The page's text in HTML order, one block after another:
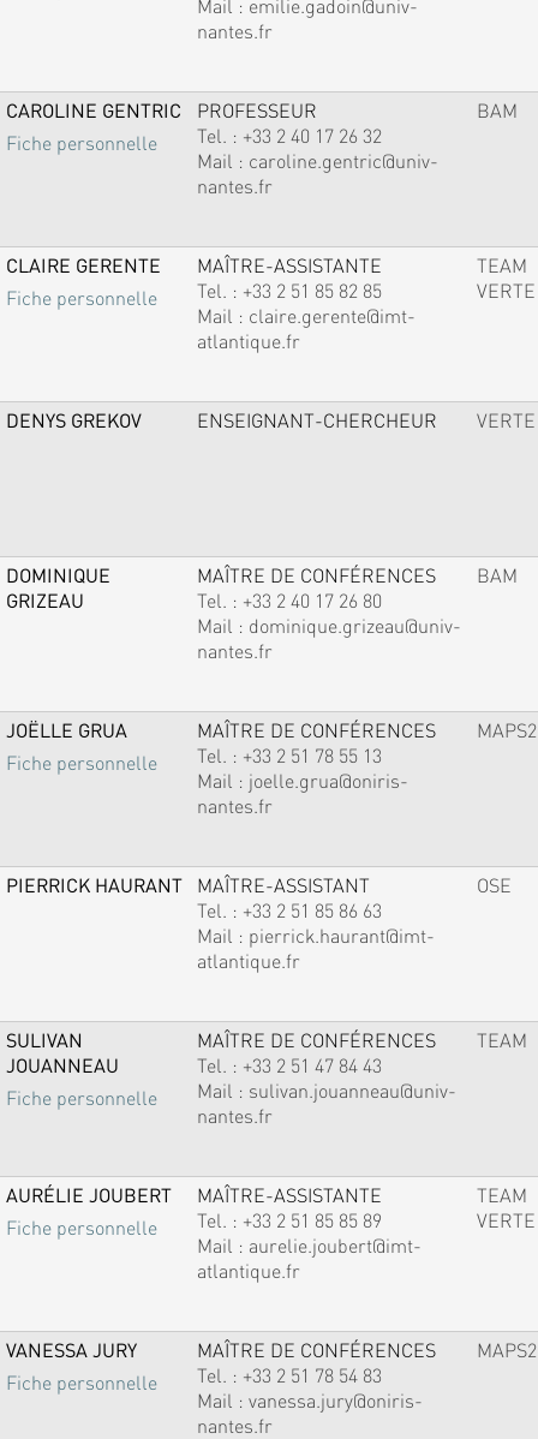
Mail : emilie.gadoin@univ-
nantes.fr
CAROLINE GENTRIC
Fiche personnelle
PROFESSEUR
Tel. : +33 2 40 17 26 32
Mail : caroline.gentric@univ-
nantes.fr
BAM
CLAIRE GERENTE
Fiche personnelle
MAÎTRE-ASSISTANTE
Tel. : +33 2 51 85 82 85
Mail : claire.gerente@imt-
atlantique.fr
TEAM
VERTE
DENYS GREKOV ENSEIGNANT-CHERCHEUR VERTE
DOMINIQUE
GRIZEAU
MAÎTRE DE CONFÉRENCES
Tel. : +33 2 40 17 26 80
Mail : dominique.grizeau@univ-
nantes.fr
BAM
JOËLLE GRUA
Fiche personnelle
MAÎTRE DE CONFÉRENCES
Tel. : +33 2 51 78 55 13
Mail : joelle.grua@oniris-
nantes.fr
MAPS2
PIERRICK HAURANT
MAÎTRE-ASSISTANT
Tel. : +33 2 51 85 86 63
Mail : pierrick.haurant@imt-
atlantique.fr
OSE
SULIVAN
JOUANNEAU
Fiche personnelle
MAÎTRE DE CONFÉRENCES
Tel. : +33 2 51 47 84 43
Mail : sulivan.jouanneau@univ-
nantes.fr
TEAM
AURÉLIE JOUBERT
Fiche personnelle
MAÎTRE-ASSISTANTE
Tel. : +33 2 51 85 85 89
Mail : aurelie.joubert@imt-
atlantique.fr
TEAM
VERTE
VANESSA JURY
Fiche personnelle
MAÎTRE DE CONFÉRENCES
Tel. : +33 2 51 78 54 83
Mail : vanessa.jury@oniris-
nantes.fr
MAPS2